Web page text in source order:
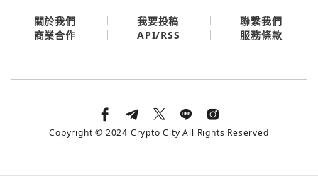
關於我們 我要投稿
聯繫我們
商業合作
API/RSS 服務條款
Copyright © 2024 Crypto City All Rights Reserved